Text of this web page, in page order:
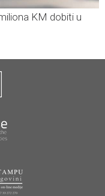
KM dobiti u